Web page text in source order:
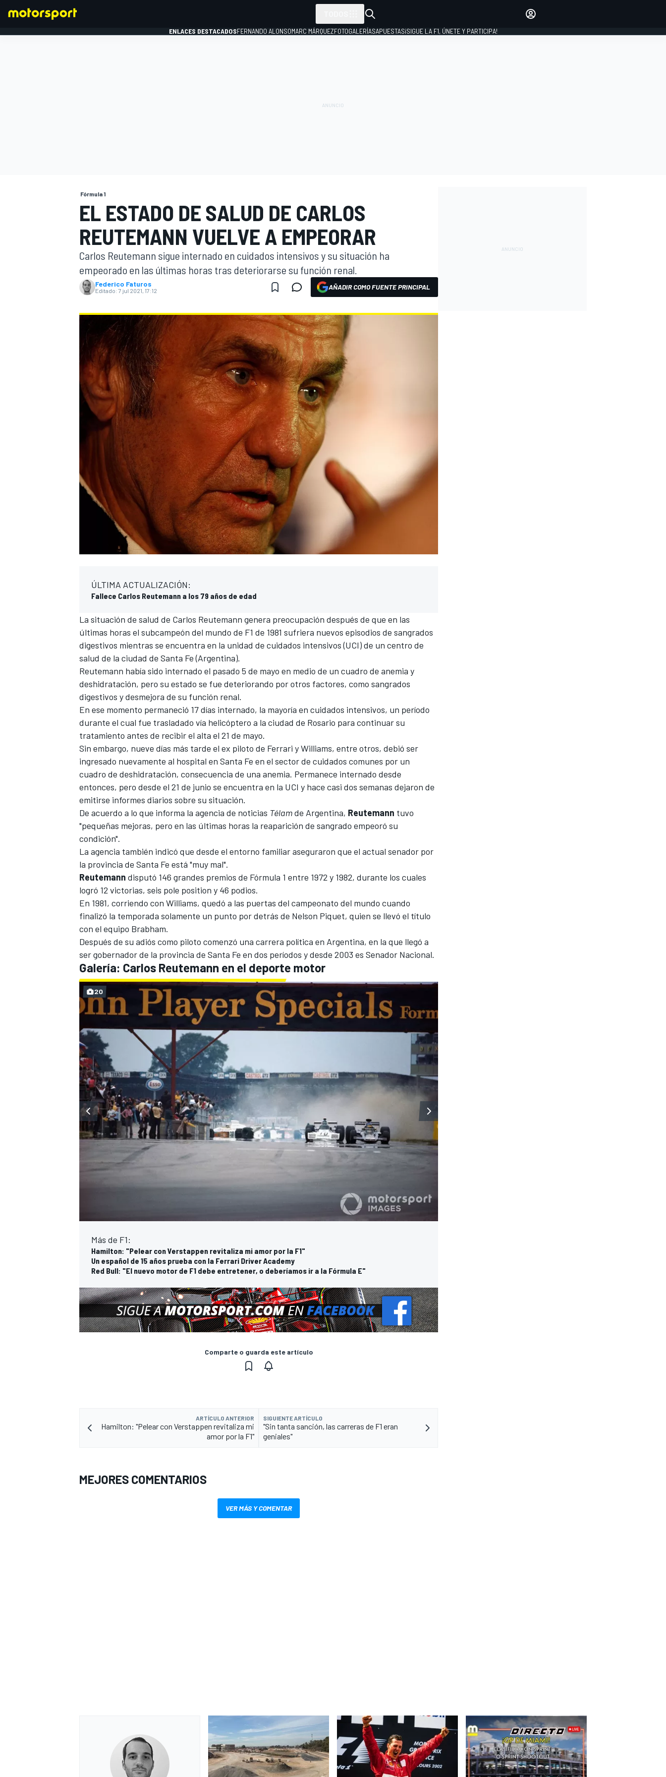
WEC FÓRMULA E
MÁS CATEGORÍAS
ENLACES DESTACADOSFERNANDO ALONSOMARC MÁRQUEZFOTOGALERÍASAPUESTAS¡SIGUE LA F1, ÚNETE Y PARTICIPA!
Fórmula 1
EL ESTADO DE SALUD DE CARLOS
REUTEMANN VUELVE A EMPEORAR
Carlos Reutemann sigue internado en cuidados intensivos y su situación ha
empeorado en las últimas horas tras deteriorarse su función renal.
Federico Faturos
Editado: 7 jul 2021, 17:12 AÑADIR COMO FUENTE PRINCIPAL
ÚLTIMA ACTUALIZACIÓN:
Fallece Carlos Reutemann a los 79 años de edad
La situación de salud de Carlos Reutemann genera preocupación después de que en las
últimas horas el subcampeón del mundo de F1 de 1981 sufriera nuevos episodios de sangrados
digestivos mientras se encuentra en la unidad de cuidados intensivos (UCI) de un centro de
salud de la ciudad de Santa Fe (Argentina).
Reutemann había sido internado el pasado 5 de mayo en medio de un cuadro de anemia y
deshidratación, pero su estado se fue deteriorando por otros factores, como sangrados
digestivos y desmejora de su función renal.
En ese momento permaneció 17 días internado, la mayoría en cuidados intensivos, un período
durante el cual fue trasladado vía helicóptero a la ciudad de Rosario para continuar su
tratamiento antes de recibir el alta el 21 de mayo.
Sin embargo, nueve días más tarde el ex piloto de Ferrari y Williams, entre otros, debió ser
ingresado nuevamente al hospital en Santa Fe en el sector de cuidados comunes por un
cuadro de deshidratación, consecuencia de una anemia. Permanece internado desde
entonces, pero desde el 21 de junio se encuentra en la UCI y hace casi dos semanas dejaron de
emitirse informes diarios sobre su situación.
De acuerdo a lo que informa la agencia de noticias Télamde Argentina, Reutemann tuvo
"pequeñas mejoras, pero en las últimas horas la reaparición de sangrado empeoró su
condición".
La agencia también indicó que desde el entorno familiar aseguraron que el actual senador por
la provincia de Santa Fe está "muy mal".
Reutemann disputó 146 grandes premios de Fórmula 1 entre 1972 y 1982, durante los cuales
logró 12 victorias, seis pole position y 46 podios.
En 1981, corriendo con Williams, quedó a las puertas del campeonato del mundo cuando
finalizó la temporada solamente un punto por detrás de Nelson Piquet, quien se llevó el título
con el equipo Brabham.
Después de su adiós como piloto comenzó una carrera política en Argentina, en la que llegó a
ser gobernador de la provincia de Santa Fe en dos períodos y desde 2003 es Senador Nacional.
Galería: Carlos Reutemann en el deporte motor
20
Más de F1:
Hamilton: "Pelear con Verstappen revitaliza mi amor por la F1"
Un español de 15 años prueba con la Ferrari Driver Academy
Red Bull: "El nuevo motor de F1 debe entretener, o deberíamos ir a la Fórmula E"
Comparte o guarda este artículo
ARTÍCULO ANTERIOR
Hamilton: "Pelear con Verstappen revitaliza mi
amor por la F1"
SIGUIENTE ARTÍCULO
"Sin tanta sanción, las carreras de F1 eran
geniales"
MEJORES COMENTARIOS
VER MÁS Y COMENTAR